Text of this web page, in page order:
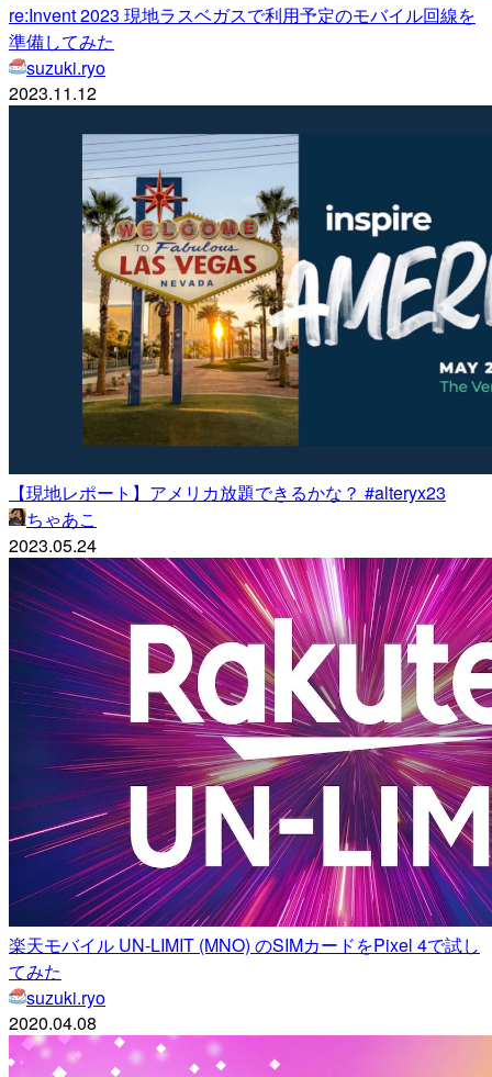
re:Invent 2023 現地ラスベガスで利用予定のモバイル回線を
準備してみた
suzuki.ryo
2023.11.12
【現地レポート】アメリカ放題できるかな？ #alteryx23
ちゃあこ
2023.05.24
楽天モバイル UN-LIMIT (MNO) のSIMカードをPixel 4で試し
てみた
suzuki.ryo
2020.04.08